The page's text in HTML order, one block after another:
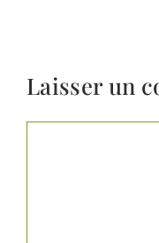
Laisser un